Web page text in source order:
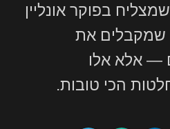
בפוקר אונליין
שמקבלים את
— אלא אלו
הכי טובות.